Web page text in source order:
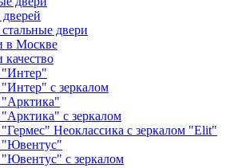
двери
в Москве
"Интер"
"Интер" с зеркалом
"Арктика"
"Арктика" с зеркалом
"Гермес" Неоклассика с зеркалом "Elit"
"Ювентус"
"Ювентус" с зеркалом